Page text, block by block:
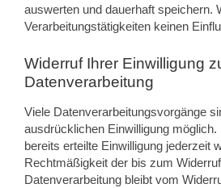
auswerten und dauerhaft speichern.
Verarbeitungstätigkeiten keinen
Widerruf Ihrer Einwilligung
Datenverarbeitung
Viele Datenverarbeitungsvorgänge
ausdrücklichen Einwilligung möglich.
bereits erteilte Einwilligung jederzeit
Rechtmäßigkeit der bis zum
Datenverarbeitung bleibt vom